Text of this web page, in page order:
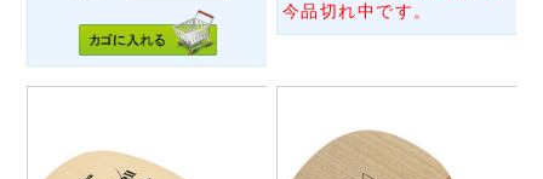
今品切れ中です。